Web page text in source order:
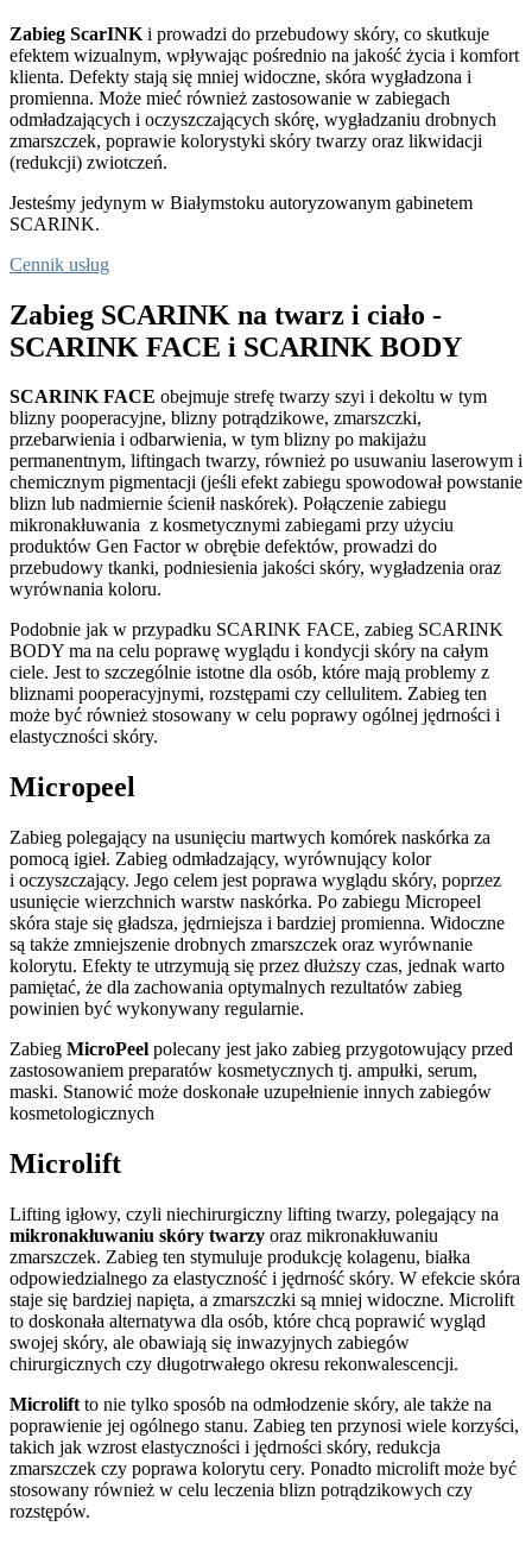
Zabieg ScarINK i prowadzi do przebudowy skóry, co skutkuje
efektem wizualnym, wpływając pośrednio na jakość życia i komfort
klienta. Defekty stają się mniej widoczne, skóra wygładzona i
promienna. Może mieć również zastosowanie w zabiegach
odmładzających i oczyszczających skórę, wygładzaniu drobnych
zmarszczek, poprawie kolorystyki skóry twarzy oraz likwidacji
(redukcji) zwiotczeń.
Jesteśmy jedynym w Białymstoku autoryzowanym gabinetem
SCARINK.
Cennik usług
Zabieg SCARINK na twarz i ciało -
SCARINK FACE i SCARINK BODY
SCARINK FACE obejmuje strefę twarzy szyi i dekoltu w tym
blizny pooperacyjne, blizny potrądzikowe, zmarszczki,
przebarwienia i odbarwienia, w tym blizny po makijażu
permanentnym, liftingach twarzy, również po usuwaniu laserowym i
chemicznym pigmentacji (jeśli efekt zabiegu spowodował powstanie
blizn lub nadmiernie ścienił naskórek). Połączenie zabiegu
mikronakłuwania z kosmetycznymi zabiegami przy użyciu
produktów Gen Factor w obrębie defektów, prowadzi do
przebudowy tkanki, podniesienia jakości skóry, wygładzenia oraz
wyrównania koloru.
Podobnie jak w przypadku SCARINK FACE, zabieg SCARINK
BODY ma na celu poprawę wyglądu i kondycji skóry na całym
ciele. Jest to szczególnie istotne dla osób, które mają problemy z
bliznami pooperacyjnymi, rozstępami czy cellulitem. Zabieg ten
może być również stosowany w celu poprawy ogólnej jędrności i
elastyczności skóry.
Micropeel
Zabieg polegający na usunięciu martwych komórek naskórka za
pomocą igieł. Zabieg odmładzający, wyrównujący kolor
i oczyszczający. Jego celem jest poprawa wyglądu skóry, poprzez
usunięcie wierzchnich warstw naskórka. Po zabiegu Micropeel
skóra staje się gładsza, jędrniejsza i bardziej promienna. Widoczne
są także zmniejszenie drobnych zmarszczek oraz wyrównanie
kolorytu. Efekty te utrzymują się przez dłuższy czas, jednak warto
pamiętać, że dla zachowania optymalnych rezultatów zabieg
powinien być wykonywany regularnie.
Zabieg MicroPeel polecany jest jako zabieg przygotowujący przed
zastosowaniem preparatów kosmetycznych tj. ampułki, serum,
maski. Stanowić może doskonałe uzupełnienie innych zabiegów
kosmetologicznych
Microlift
Lifting igłowy, czyli niechirurgiczny lifting twarzy, polegający na
mikronakłuwaniu skóry twarzy oraz mikronakłuwaniu
zmarszczek. Zabieg ten stymuluje produkcję kolagenu, białka
odpowiedzialnego za elastyczność i jędrność skóry. W efekcie skóra
staje się bardziej napięta, a zmarszczki są mniej widoczne. Microlift
to doskonała alternatywa dla osób, które chcą poprawić wygląd
swojej skóry, ale obawiają się inwazyjnych zabiegów
chirurgicznych czy długotrwałego okresu rekonwalescencji.
Microlift to nie tylko sposób na odmłodzenie skóry, ale także na
poprawienie jej ogólnego stanu. Zabieg ten przynosi wiele korzyści,
takich jak wzrost elastyczności i jędrności skóry, redukcja
zmarszczek czy poprawa kolorytu cery. Ponadto microlift może być
stosowany również w celu leczenia blizn potrądzikowych czy
rozstępów.